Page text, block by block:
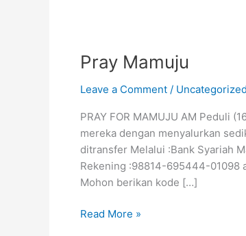
Pray Mamuju
Leave a Comment / Uncategorized
PRAY FOR MAMUJU AM Peduli
mereka dengan menyalurkan
ditransfer Melalui :Bank Syariah
Rekening :98814-695444-01098
Mohon berikan kode […]
Read More »